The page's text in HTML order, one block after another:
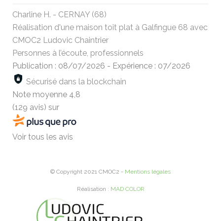
Charline H. - CERNAY (68)
Réalisation d'une maison toit plat à Galfingue 68 avec
CMOC2 Ludovic Chaintrier
Personnes à l’écoute, professionnels
Publication : 08/07/2026 - Expérience : 07/2026
Sécurisé dans la blockchain
Note moyenne 4,8
(129 avis) sur
Voir tous les avis
© Copyright 2021 CMOC2 - Mentions légales
Réalisation : MAD COLOR